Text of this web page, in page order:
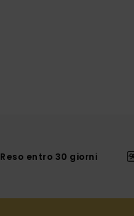
Reso entro 30 giorni